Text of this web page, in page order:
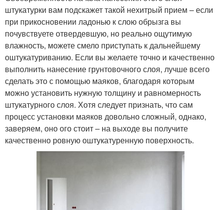
штукатурки вам подскажет такой нехитрый прием – если
при прикосновении ладонью к слою обрызга вы
почувствуете отвердевшую, но реально ощутимую
влажность, можете смело приступать к дальнейшему
оштукатуриванию. Если вы желаете точно и качественно
выполнить нанесение грунтовочного слоя, лучше всего
сделать это с помощью маяков, благодаря которым
можно установить нужную толщину и равномерность
штукатурного слоя. Хотя следует признать, что сам
процесс установки маяков довольно сложный, однако,
заверяем, оно ого стоит – на выходе вы получите
качественно ровную оштукатуренную поверхность.